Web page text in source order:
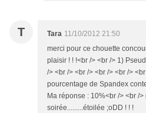
T Tara 11/10/2012 21:50
merci pour ce chouette
plaisir ! ! !<br /> <br /> 1)
/> <br /> <br /> <br /> <br />
pourcentage de Spandex
Ma réponse : 10%<br /> <br /
soirée.........étoilée ;oDD ! ! !